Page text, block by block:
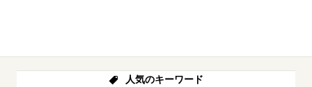
人気のキーワード